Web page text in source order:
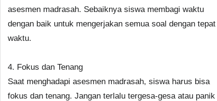
asesmen madrasah. Sebaiknya siswa membagi waktu
dengan baik untuk mengerjakan semua soal dengan tepat
waktu.
4. Fokus dan Tenang
Saat menghadapi asesmen madrasah, siswa harus bisa
fokus dan tenang. Jangan terlalu tergesa-gesa atau panik